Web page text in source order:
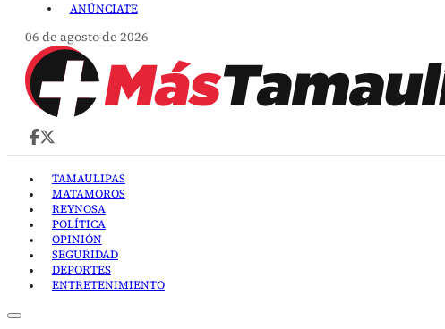
ANÚNCIATE
06 de agosto de 2026
TAMAULIPAS
MATAMOROS
REYNOSA
POLÍTICA
OPINIÓN
SEGURIDAD
DEPORTES
ENTRETENIMIENTO